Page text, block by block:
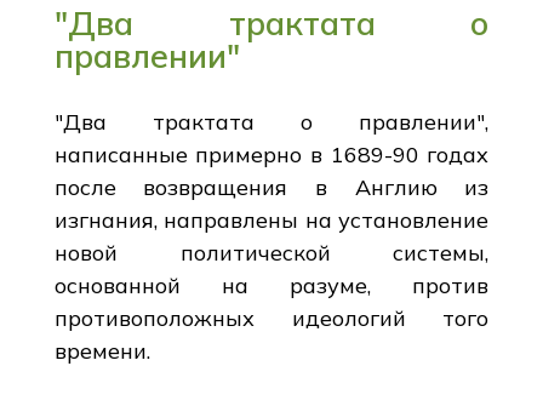
"Два трактата о
правлении"
"Два трактата о правлении",
написанные примерно в 1689-90 годах
после возвращения в Англию из
изгнания, направлены на установление
новой политической системы,
основанной на разуме, против
противоположных идеологий того
времени.